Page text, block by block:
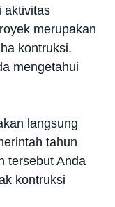
aktivitas
merupakan
kontruksi.
mengetahui
langsung
tahun
tersebut Anda
kontruksi